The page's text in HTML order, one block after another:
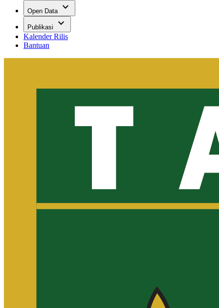
Open Data expand_more
Publikasi expand_more
Kalender Rilis
Bantuan